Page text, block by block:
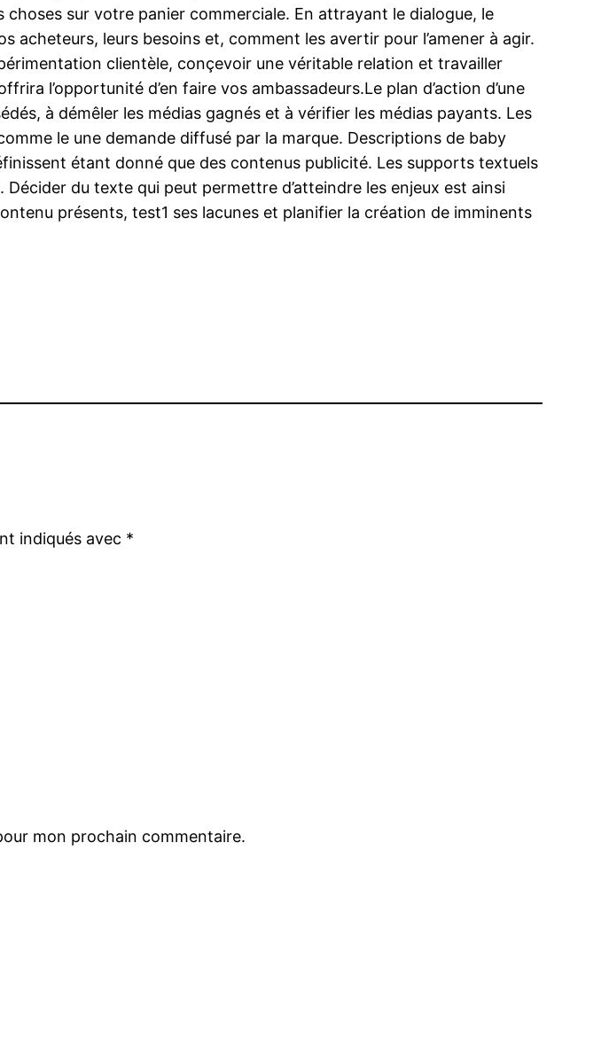
sur votre panier commerciale. En attrayant le dialogue, le
leurs besoins et, comment les avertir pour l’amener à agir.
clientèle, conçevoir une véritable relation et travailler
l’opportunité d’en faire vos ambassadeurs.Le plan d’action d’une
à démêler les médias gagnés et à vérifier les médias payants. Les
le une demande diffusé par la marque. Descriptions de baby
étant donné que des contenus publicité. Les supports textuels
du texte qui peut permettre d’atteindre les enjeux est ainsi
présents, test1 ses lacunes et planifier la création de imminents
indiqués avec *
mon prochain commentaire.